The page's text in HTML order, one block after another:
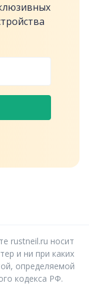
rustneil.ru носит
и ни при каких
определяемой
кодекса РФ.